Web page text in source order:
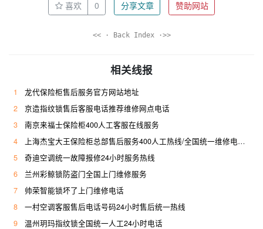
喜欢 0 分享文章 赞助网站
<< · Back Index ·>>
相关线报
1
龙代保险柜售后服务官方网站地址
2
京造指纹锁售后客服电话推荐维修网点电话
3
南京来福士保险柜400人工客服在线服务
4
上海杰宝大王保险柜总部售后服务400人工热线/全国统一维修电话是多少
5
奇迪空调统一故障报修24小时服务热线
6
兰州彩鲸锁防盗门全国上门维修服务
7
帅荣智能锁坏了上门维修电话
8
一村空调客服售后电话号码24小时售后统一热线
9
温州玥玛指纹锁全国统一人工24小时电话